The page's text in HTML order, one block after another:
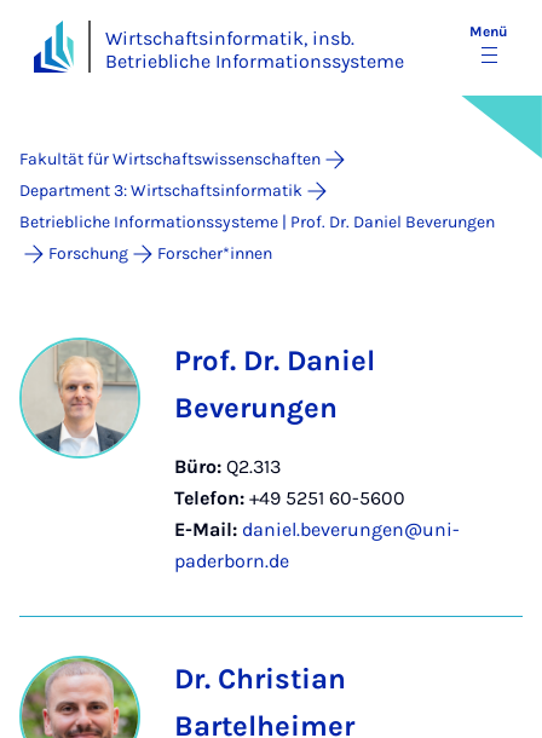
Wirtschaftsinformatik, insb.
Betriebliche Informationssysteme
Menü
Fakultät für Wirtschaftswissenschaften
Department 3: Wirtschaftsinformatik
Betriebliche Informationssysteme | Prof. Dr. Daniel Beverungen
Forschung
Forscher*innen
Prof. Dr. Daniel
Beverungen
Büro: Q2.313
Telefon: +49 5251 60-5600
E-Mail: daniel.beverungen@uni-
paderborn.de
Dr. Christian
Bartelheimer